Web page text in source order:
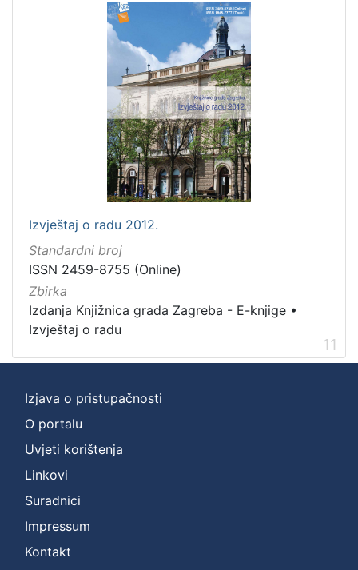
Izvještaj o radu 2012.
Standardni broj
ISSN 2459-8755 (Online)
Zbirka
Izdanja Knjižnica grada Zagreba - E-knjige •
Izvještaj o radu
11
Izjava o pristupačnosti
O portalu
Uvjeti korištenja
Linkovi
Suradnici
Impressum
Kontakt